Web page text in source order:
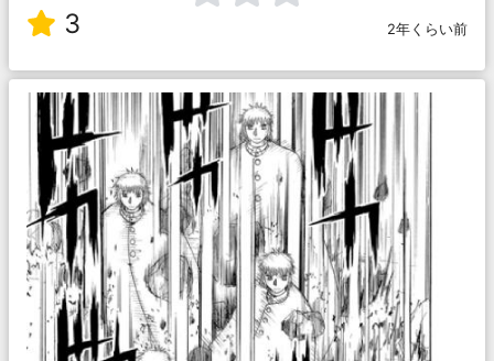
3 2年くらい前